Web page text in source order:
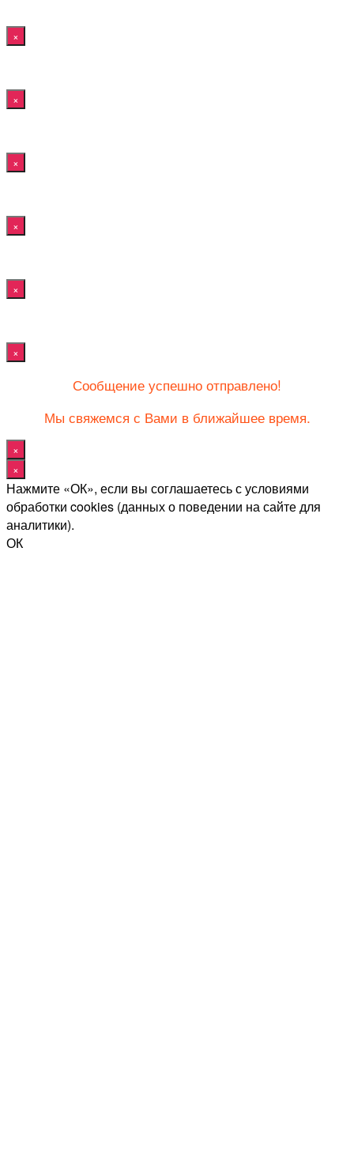
×
×
×
×
×
×
Сообщение успешно отправлено!
Мы свяжемся с Вами в ближайшее время.
×
×
Нажмите «ОК», если вы соглашаетесь с условиями
обработки cookies (данных о поведении на сайте для
аналитики).
ОК